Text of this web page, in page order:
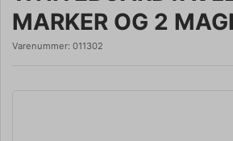
MARKER OG 2
Varenummer: 011302